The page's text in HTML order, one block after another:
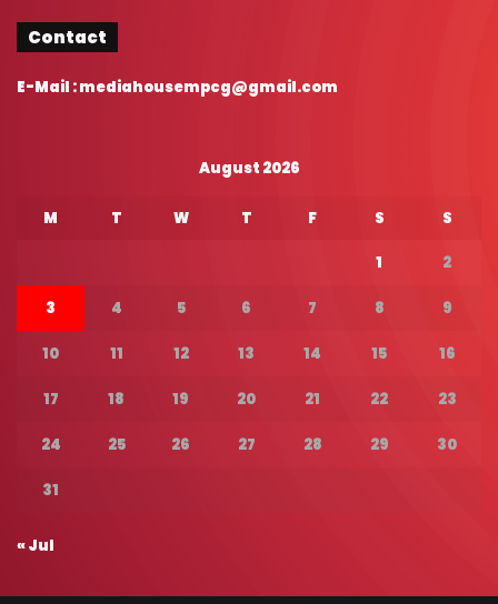
Contact
E-Mail : mediahousempcg@gmail.com
August 2026
M T W T F S S
1 2
3 4 5 6 7 8 9
10 11 12 13 14 15 16
17 18 19 20 21 22 23
24 25 26 27 28 29 30
31
« Jul